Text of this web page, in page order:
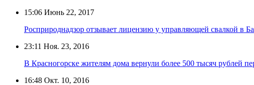
15:06 Июнь 22, 2017
Росприроднадзор отзывает лицензию у управляющей свалкой в
23:11 Ноя. 23, 2016
В Красногорске жителям дома вернули более 500 тысяч рублей
16:48 Окт. 10, 2016